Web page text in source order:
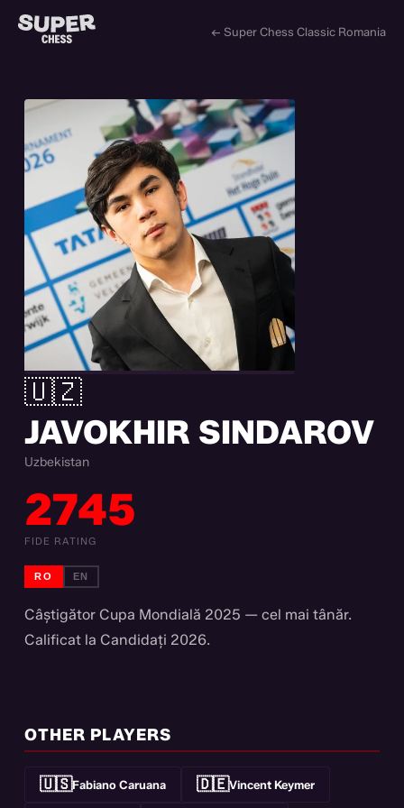
← Super Chess Classic Romania
🇺🇿
JAVOKHIR SINDAROV
Uzbekistan
2745
FIDE RATING
RO EN
Câștigător Cupa Mondială 2025 — cel mai tânăr.
Calificat la Candidați 2026.
OTHER PLAYERS
🇺🇸Fabiano Caruana 🇩🇪Vincent Keymer